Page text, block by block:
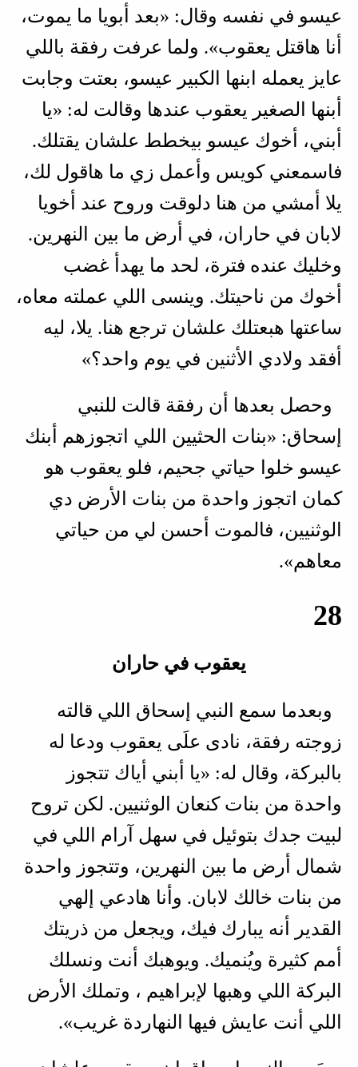
عيسو في نفسه وقال: «بعد أبويا ما يموت،
أنا هاقتل يعقوب». ولما عرفت رفقة باللي
عايز يعمله ابنها الكبير عيسو، بعتت وجابت
أبنها الصغير يعقوب عندها وقالت له: «يا
أبني، أخوك عيسو بيخطط علشان يقتلك.
فاسمعني كويس وأعمل زي ما هاقول لك،
يلا أمشي من هنا دلوقت وروح عند أخويا
لابان في حاران، في أرض ما بين النهرين.
وخليك عنده فترة، لحد ما يهدأ غضب
أخوك من ناحيتك. وينسى اللي عملته معاه،
ساعتها هبعتلك علشان ترجع هنا. يلا، ليه
أفقد ولادي الأثنين في يوم واحد؟»
وحصل بعدها أن رفقة قالت للنبي
إسحاق: «بنات الحثيين اللي اتجوزهم أبنك
عيسو خلوا حياتي جحيم، فلو يعقوب هو
كمان اتجوز واحدة من بنات الأرض دي
الوثنيين، فالموت أحسن لي من حياتي
معاهم».
28
يعقوب في حاران
وبعدما سمع النبي إسحاق اللي قالته
زوجته رفقة، نادى علَى يعقوب ودعا له
بالبركة، وقال له: «يا أبني أياك تتجوز
واحدة من بنات كنعان الوثنيين. لكن تروح
لبيت جدك بتوئيل في سهل آرام اللي في
شمال أرض ما بين النهرين، وتتجوز واحدة
من بنات خالك لابان. وأنا هادعي إلهي
القدير أنه يبارك فيك، ويجعل من ذريتك
أمم كثيرة ويُنميك. ويوهبك أنت ونسلك
البركة اللي وهبها لإبراهيم ، وتملك الأرض
اللي أنت عايش فيها النهاردة غريب».